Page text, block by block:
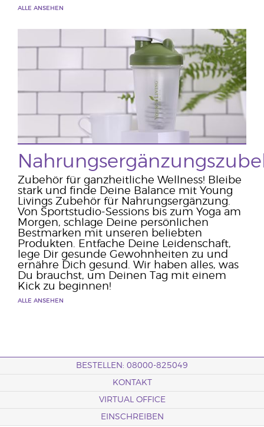
ALLE ANSEHEN
Zubehör für ganzheitliche Wellness! Bleibe
stark und finde Deine Balance mit Young
Livings Zubehör für Nahrungsergänzung.
Von Sportstudio-Sessions bis zum Yoga am
Morgen, schlage Deine persönlichen
Bestmarken mit unseren beliebten
Produkten. Entfache Deine Leidenschaft,
lege Dir gesunde Gewohnheiten zu und
ernähre Dich gesund. Wir haben alles, was
Du brauchst, um Deinen Tag mit einem
Kick zu beginnen!
ALLE ANSEHEN
BESTELLEN: 08000-825049
KONTAKT
VIRTUAL OFFICE
EINSCHREIBEN